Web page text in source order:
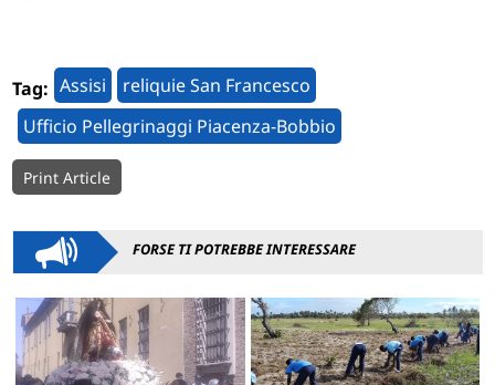
Tag: Assisi
reliquie San Francesco
Ufficio Pellegrinaggi Piacenza-Bobbio
Print Article
FORSE TI POTREBBE INTERESSARE